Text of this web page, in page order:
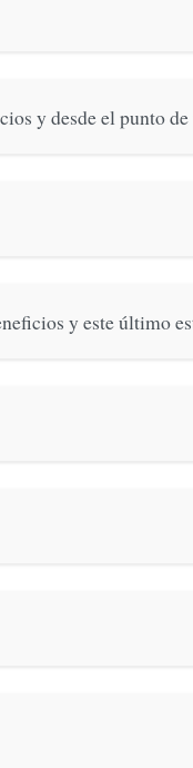
y desde el punto
y este último